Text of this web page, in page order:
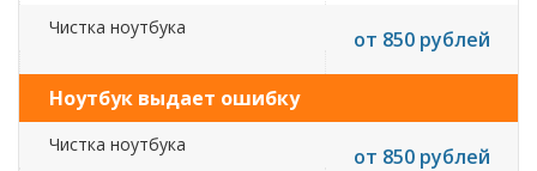
Чистка ноутбука от 850 рублей
Ноутбук выдает ошибку
Чистка ноутбука от 850 рублей